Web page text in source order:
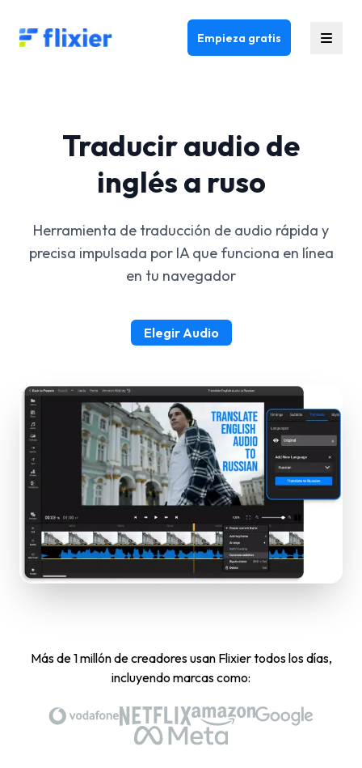
Flixier logo - Home Empieza gratis
Traducir audio de
inglés a ruso
Herramienta de traducción de audio rápida y
precisa impulsada por IA que funciona en línea
en tu navegador
Elegir Audio
Más de 1 millón de creadores usan Flixier todos los días,
incluyendo marcas como: